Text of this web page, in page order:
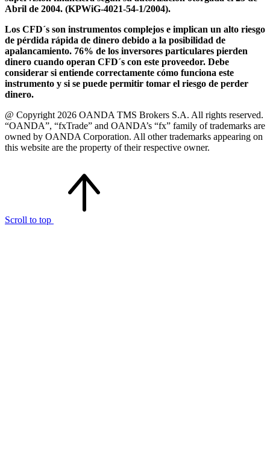
Abril de 2004. (KPWiG-4021-54-1/2004).
Los CFD´s son instrumentos complejos e implican un alto riesgo
de pérdida rápida de dinero debido a la posibilidad de
apalancamiento. 76% de los inversores particulares pierden
dinero cuando operan CFD´s con este proveedor. Debe
considerar si entiende correctamente cómo funciona este
instrumento y si se puede permitir tomar el riesgo de perder
dinero.
@ Copyright 2026 OANDA TMS Brokers S.A. All rights reserved.
“OANDA”, “fxTrade” and OANDA’s “fx” family of trademarks are
owned by OANDA Corporation. All other trademarks appearing on
this website are the property of their respective owner.
Scroll to top